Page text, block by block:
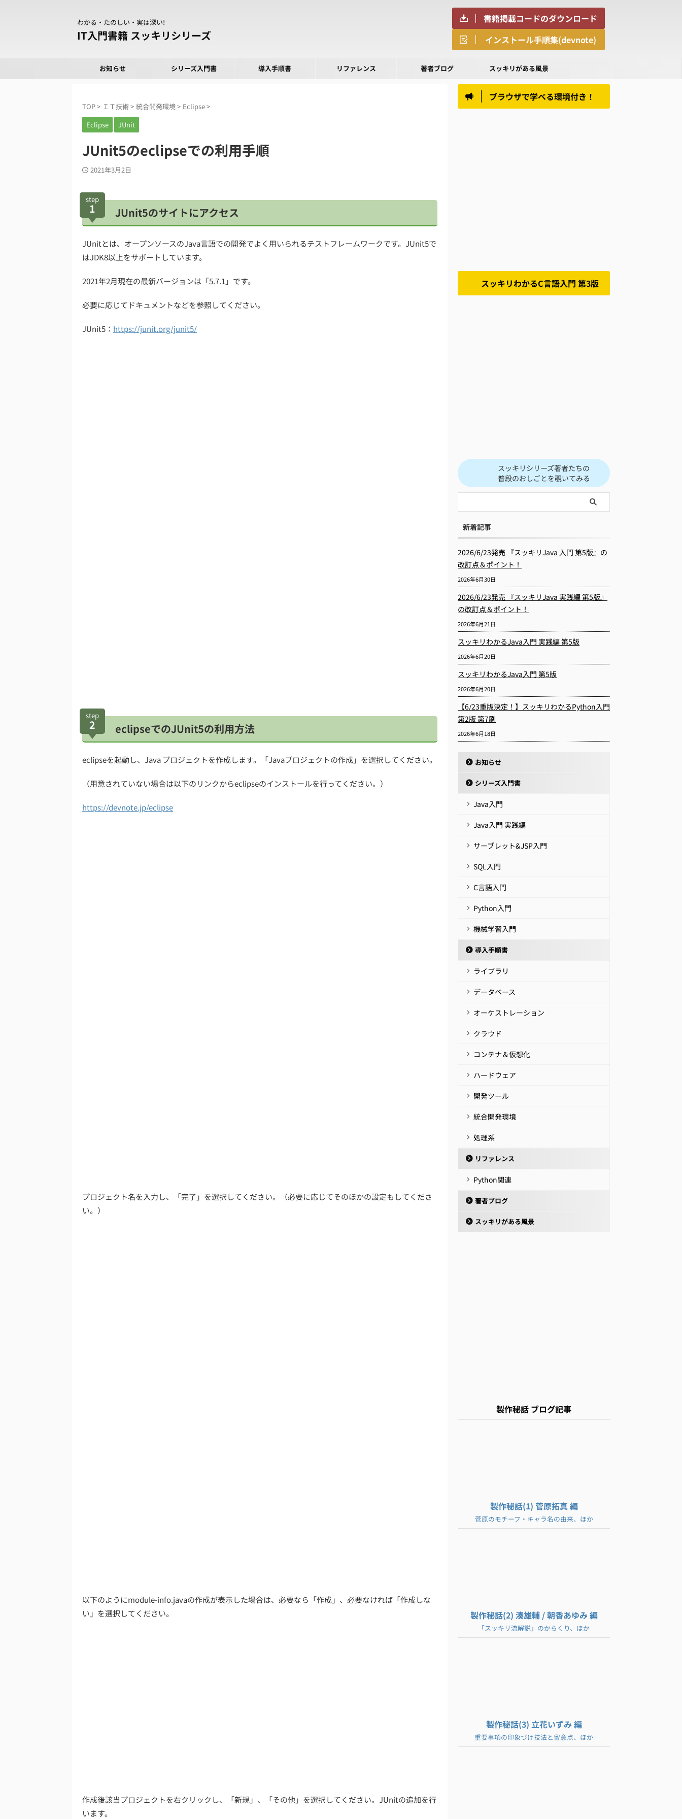
わかる・たのしい・実は深い!
IT入門書籍 スッキリシリーズ
書籍掲載コードのダウンロード
インストール手順集(devnote)
お知らせ シリーズ入門書 導入手順書 リファレンス 著者ブログ スッキリがある風景
TOP> ＩＴ技術> 統合開発環境> Eclipse>
Eclipse
JUnit
JUnit5のeclipseでの利用手順
2021年3月2日
step
1 JUnit5のサイトにアクセス
JUnitとは、オープンソースのJava言語での開発でよく用いられるテストフレームワークです。JUnit5で
はJDK8以上をサポートしています。
2021年2月現在の最新バージョンは「5.7.1」です。
必要に応じてドキュメントなどを参照してください。
JUnit5： https://junit.org/junit5/
step
2 eclipseでのJUnit5の利用方法
eclipseを起動し、Java プロジェクトを作成します。「Javaプロジェクトの作成」を選択してください。
（用意されていない場合は以下のリンクからeclipseのインストールを行ってください。）
https://devnote.jp/eclipse
プロジェクト名を入力し、「完了」を選択してください。（必要に応じてそのほかの設定もしてくださ
い。）
以下のようにmodule-info.javaの作成が表示した場合は、必要なら「作成」、必要なければ「作成しな
い」を選択してください。
作成後該当プロジェクトを右クリックし、「新規」、「その他」を選択してください。JUnitの追加を行
います。
ブラウザで学べる環境付き！
スッキリわかるC言語入門 第3版
スッキリシリーズ著者たちの
普段のおしごとを覗いてみる
新着記事
2026/6/23発売 『スッキリJava 入門 第5版』の
改訂点＆ポイント！
2026年6月30日
2026/6/23発売 『スッキリJava 実践編 第5版』
の改訂点＆ポイント！
2026年6月21日
スッキリわかるJava入門 実践編 第5版
2026年6月20日
スッキリわかるJava入門 第5版
2026年6月20日
【6/23重版決定！】スッキリわかるPython入門
第2版 第7刷
2026年6月18日
お知らせ
シリーズ入門書
Java入門
Java入門 実践編
サーブレット&JSP入門
SQL入門
C言語入門
Python入門
機械学習入門
導入手順書
ライブラリ
データベース
オーケストレーション
クラウド
コンテナ＆仮想化
ハードウェア
開発ツール
統合開発環境
処理系
リファレンス
Python関連
著者ブログ
スッキリがある風景
製作秘話 ブログ記事
製作秘話(1) 菅原拓真 編
菅原のモチーフ・キャラ名の由来、ほか
製作秘話(2) 湊雄輔 / 朝香あゆみ 編
「スッキリ流解説」のからくり、ほか
製作秘話(3) 立花いずみ 編
重要事項の印象づけ技法と留意点、ほか